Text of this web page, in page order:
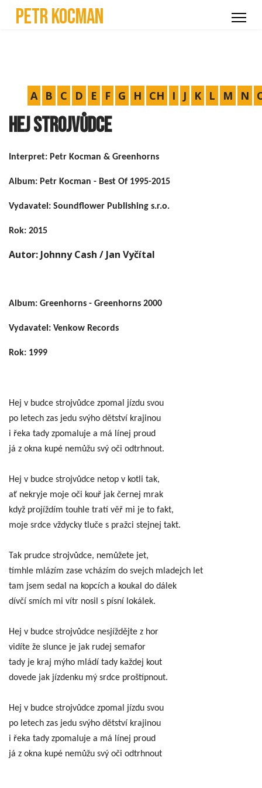
Petr Kocman
A B C D E F G H CH I J K L M N
Hej strojvůdce
Interpret: Petr Kocman & Greenhorns
Album: Petr Kocman - Best Of 1995-2015
Vydavatel: Soundflower Publishing s.r.o.
Rok: 2015
Autor: Johnny Cash / Jan Vyčítal
Album: Greenhorns - Greenhorns 2000
Vydavatel: Venkow Records
Rok: 1999
Hej v budce strojvůdce zpomal jízdu svou
po letech zas jedu svýho dětství krajinou
i řeka tady zpomaluje a má línej proud
já z okna kupé nemůžu svý oči odtrhnout.
Hej v budce strojvůdce netop v kotli tak,
ať nekryje moje oči kouř jak černej mrak
když projíždím touhle tratí věř mi je to fakt,
moje srdce vždycky tluče s pražci stejnej takt.
Tak prudce strojvůdce, nemůžete jet,
tímhle mlázím zase vcházím do svejch mladejch let
tam jsem sedal na kopcích a koukal do dálek
dívčí smích mi vítr nosil s písní lokálek.
Hej v budce strojvůdce nesjíždějte z hor
vidíte že slunce je jak rudej semafor
tady je kraj mýho mládí tady každej kout
dovede jak jízdenku mý srdce proštípnout.
Hej v budce strojvůdce zpomal jízdu svou
po letech zas jedu svýho dětství krajinou
i řeka tady zpomaluje a má línej proud
já z okna kupé nemůžu svý oči odtrhnout